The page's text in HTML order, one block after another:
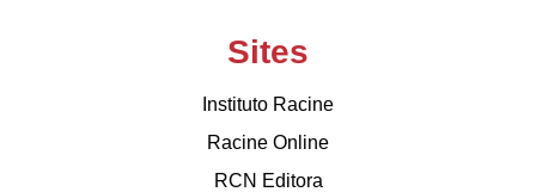
Sites
Instituto Racine
Racine Online
RCN Editora